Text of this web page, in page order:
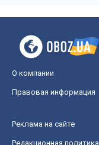
О компании
Правовая информация
Реклама на сайте
Редакционная политика